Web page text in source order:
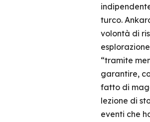
turco.
volontà di
“tramite
garantire,
fatto di
lezione di
eventi che